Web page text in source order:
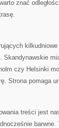
znać
Skandynawskie
czy Helsinki
Strona pomaga
treści jest